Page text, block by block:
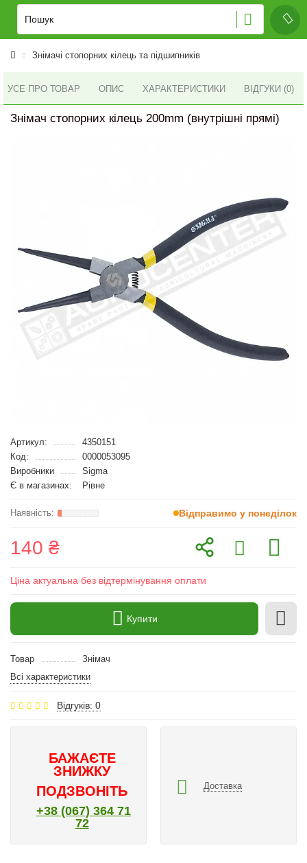
Знімачі стопорних кілець та підшипників
УСЕ ПРО ТОВАР ОПИС ХАРАКТЕРИСТИКИ ВІДГУКИ (0)
Знімач стопорних кілець 200mm (внутрішні прямі)
Артикул:
4350151
Код:
0000053095
Виробники
Sigma
Є в магазинах:
Рівне
Відправимо у понеділок
140 ₴
Ціна актуальна без відтермінування оплати
Купити
Товар
Знімач
Всі характеристики
Відгуків: 0
БАЖАЄТЕ
ЗНИЖКУ
ПОДЗВОНІТЬ
+38 (067) 364 71
72
Доставка